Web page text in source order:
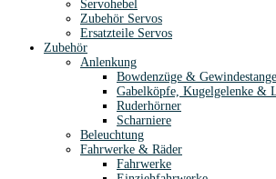
Servohebel
Zubehör Servos
Ersatzteile Servos
Zubehör
Anlenkung
Bowdenzüge &
Gabelköpfe, Kugelgelenke &
Ruderhörner
Scharniere
Beleuchtung
Fahrwerke & Räder
Fahrwerke